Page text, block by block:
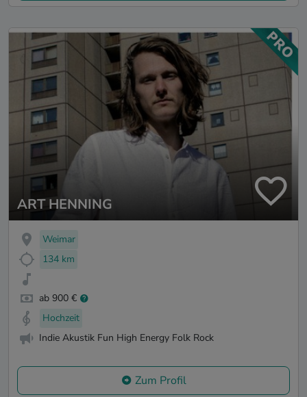
ART HENNING
Weimar
134 km
ab 900 €
Hochzeit
Indie Akustik Fun High Energy Folk Rock
Zum Profil